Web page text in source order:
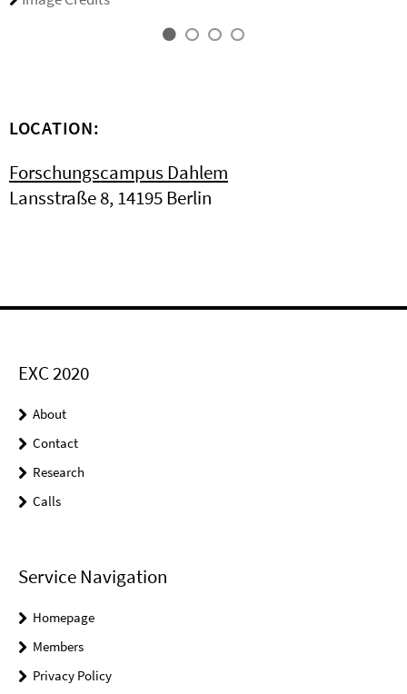
LOCATION:
Forschungscampus Dahlem
Lansstraße 8, 14195 Berlin
EXC 2020
About
Contact
Research
Calls
Service Navigation
Homepage
Members
Privacy Policy